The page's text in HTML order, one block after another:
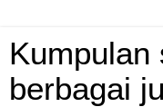
Kumpulan
berbagai